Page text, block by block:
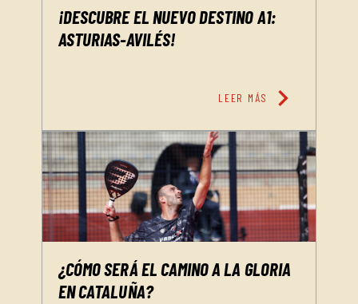
¡DESCUBRE EL NUEVO DESTINO A1:
ASTURIAS-AVILÉS!
LEER MÁS chevron_right
¿CÓMO SERÁ EL CAMINO A LA GLORIA
EN CATALUÑA?